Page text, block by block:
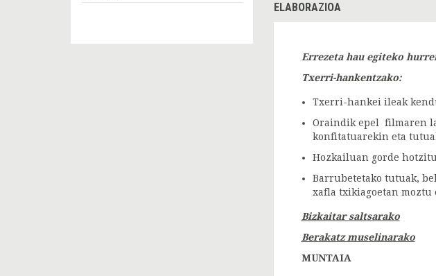
ELABORAZIOA
Errezeta hau egiteko
Txerri-hankentzako:
Txerri-hankei ileak
Oraindik epel filmaren
konfitatuarekin eta
Hozkailuan gorde
Barrubetetako tutuak,
xafla txikiagoetan moztu
Bizkaitar saltsarako
Berakatz muselinarako
MUNTAIA